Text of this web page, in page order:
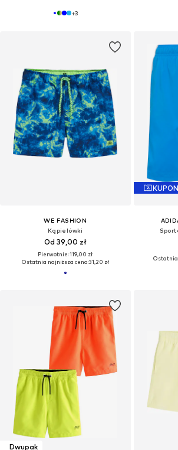
+3
WE FASHION
Kąpielówki
Od 39,00 zł
Pierwotnie: 119,00 zł
Ostatnia najniższa cena:31,20 zł
KUPON
Ostatnia
Dwupak